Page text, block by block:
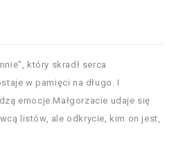
który skradł serca
w pamięci na długo. I
emocje.Małgorzacie udaje się
listów, ale odkrycie, kim on jest,